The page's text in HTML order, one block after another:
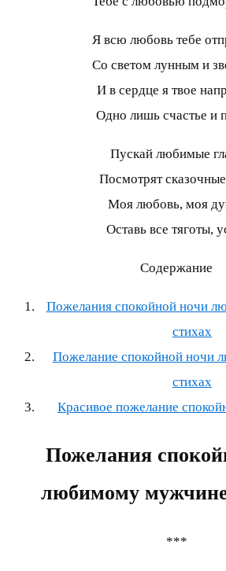
Я всю любовь тебе
Со светом лунным и
И в сердце я твое
Одно лишь счастье и
Пускай любимые
Посмотрят
Моя любовь, моя
Оставь все тяготы,
Содержание
Пожелания спокойной ночи
стихах
Пожелание спокойной ночи
стихах
Красивое пожелание
Пожелания
любимому
***